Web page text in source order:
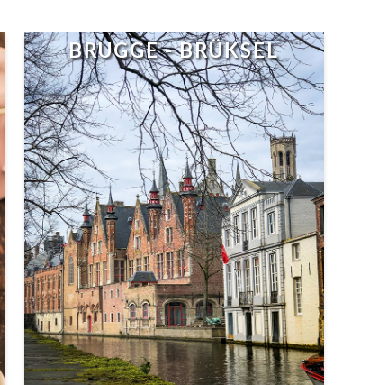
BRUGGE - BRÜKSEL